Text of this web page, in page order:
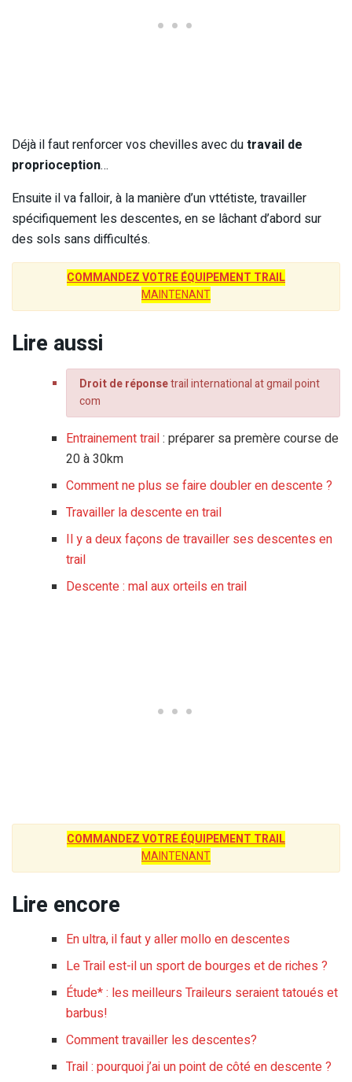
Déjà il faut renforcer vos chevilles avec dutravail de
proprioception…
Ensuite il va falloir, à la manière d’un vttétiste, travailler
spécifiquement les descentes, en se lâchant d’abord sur
des sols sans difficultés.
COMMANDEZ VOTRE ÉQUIPEMENT TRAIL
MAINTENANT
Lire aussi
Droit de réponsetrail international at gmail point
com
Entrainement trail: préparer sa premère course de
20 à 30km
Comment ne plus se faire doubler en descente ?
Travailler la descente en trail
Il y a deux façons de travailler ses descentes en
trail
Descente : mal aux orteils en trail
COMMANDEZ VOTRE ÉQUIPEMENT TRAIL
MAINTENANT
Lire encore
En ultra, il faut y aller mollo en descentes
Le Trail est-il un sport de bourges et de riches ?
Étude* : les meilleurs Traileurs seraient tatoués et
barbus!
Comment travailler les descentes?
Trail : pourquoi j’ai un point de côté en descente ?